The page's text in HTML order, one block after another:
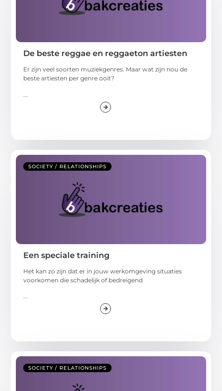
De beste reggae en reggaeton artiesten
Er zijn veel soorten muziekgenres. Maar wat zijn nou de
beste artiesten per genre ooit?
SOCIETY / RELATIONSHIPS
Een speciale training
Het kan zo zijn dat er in jouw werkomgeving situaties
voorkomen die schadelijk of bedreigend
SOCIETY / RELATIONSHIPS